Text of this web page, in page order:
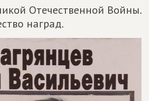
Отечественной Войны.
наград.